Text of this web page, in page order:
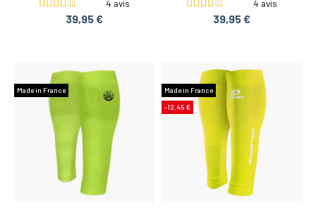
4 avis
39,95 €
4 avis
39,95 €
Made in France
Made in France
-12,45 €